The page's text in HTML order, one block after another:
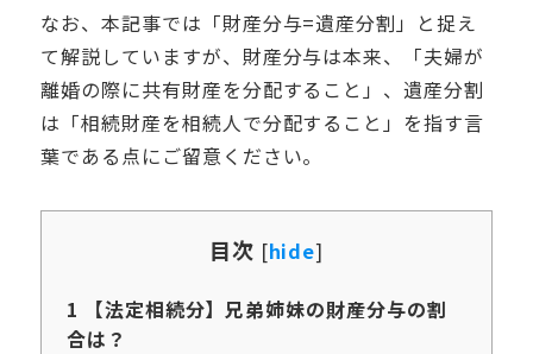
なお、本記事では「財産分与=遺産分割」と捉え
て解説していますが、財産分与は本来、「夫婦が
離婚の際に共有財産を分配すること」、遺産分割
は「相続財産を相続人で分配すること」を指す言
葉である点にご留意ください。
目次 [hide]
1 【法定相続分】兄弟姉妹の財産分与の割
合は？